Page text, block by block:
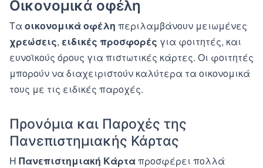
Οικονομικά οφέλη
Τα οικονομικά οφέλη περιλαμβάνουν μειωμένες
χρεώσεις, ειδικές προσφορές για φοιτητές, και
ευνοϊκούς όρους για πιστωτικές κάρτες. Οι φοιτητές
μπορούν να διαχειριστούν καλύτερα τα οικονομικά
τους με τις ειδικές παροχές.
Προνόμια και Παροχές της
Πανεπιστημιακής Κάρτας
Η Πανεπιστημιακή Κάρταπροσφέρει πολλά